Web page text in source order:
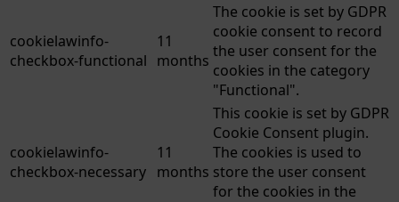
cookielawinfo-
checkbox-functional
11
months
The cookie is set by GDPR
cookie consent to record
the user consent for the
cookies in the category
"Functional".
cookielawinfo-
checkbox-necessary
11
months
This cookie is set by GDPR
Cookie Consent plugin.
The cookies is used to
store the user consent
for the cookies in the